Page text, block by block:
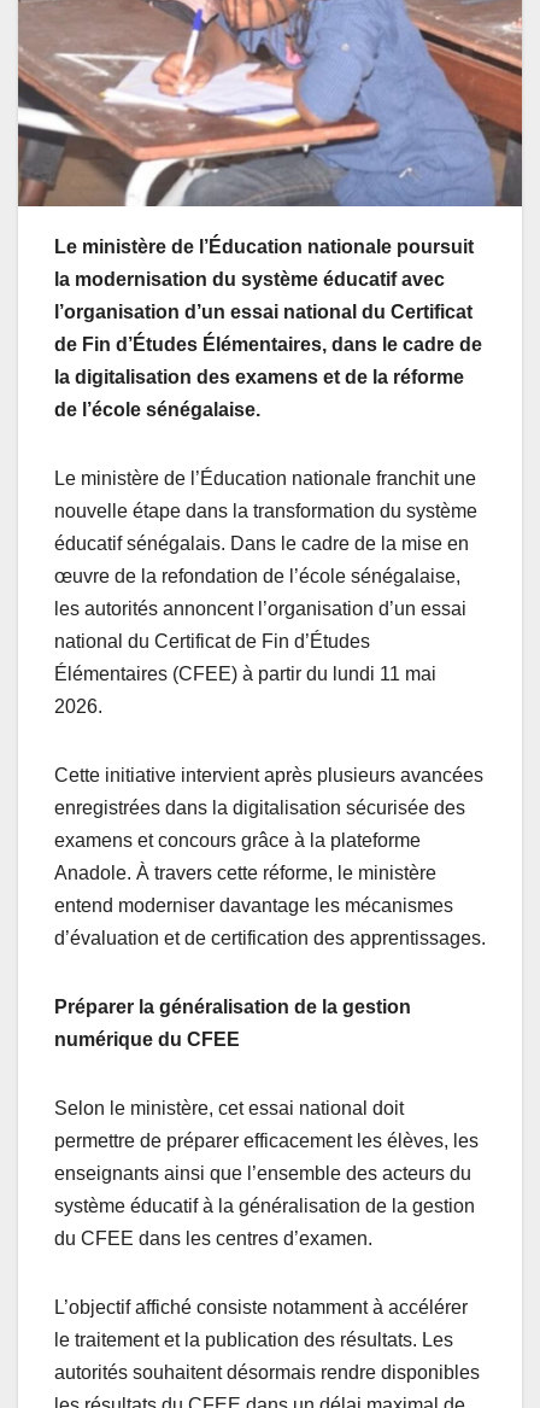
Le ministère de l’Éducation nationale poursuit
la modernisation du système éducatif avec
l’organisation d’un essai national du Certificat
de Fin d’Études Élémentaires, dans le cadre de
la digitalisation des examens et de la réforme
de l’école sénégalaise.
Le ministère de l’Éducation nationale franchit une
nouvelle étape dans la transformation du système
éducatif sénégalais. Dans le cadre de la mise en
œuvre de la refondation de l’école sénégalaise,
les autorités annoncent l’organisation d’un essai
national du Certificat de Fin d’Études
Élémentaires (CFEE) à partir du lundi 11 mai
2026.
Cette initiative intervient après plusieurs avancées
enregistrées dans la digitalisation sécurisée des
examens et concours grâce à la plateforme
Anadole. À travers cette réforme, le ministère
entend moderniser davantage les mécanismes
d’évaluation et de certification des apprentissages.
Préparer la généralisation de la gestion
numérique du CFEE
Selon le ministère, cet essai national doit
permettre de préparer efficacement les élèves, les
enseignants ainsi que l’ensemble des acteurs du
système éducatif à la généralisation de la gestion
du CFEE dans les centres d’examen.
L’objectif affiché consiste notamment à accélérer
le traitement et la publication des résultats. Les
autorités souhaitent désormais rendre disponibles